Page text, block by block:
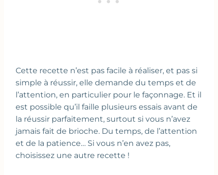
Cette recette n’est pas facile à réaliser, et pas si
simple à réussir, elle demande du temps et de
l’attention, en particulier pour le façonnage. Et il
est possible qu’il faille plusieurs essais avant de
la réussir parfaitement, surtout si vous n’avez
jamais fait de brioche. Du temps, de l’attention
et de la patience… Si vous n’en avez pas,
choisissez une autre recette !